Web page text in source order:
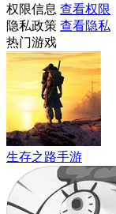
权限信息 查看权限
隐私政策 查看隐私
热门游戏
生存之路手游